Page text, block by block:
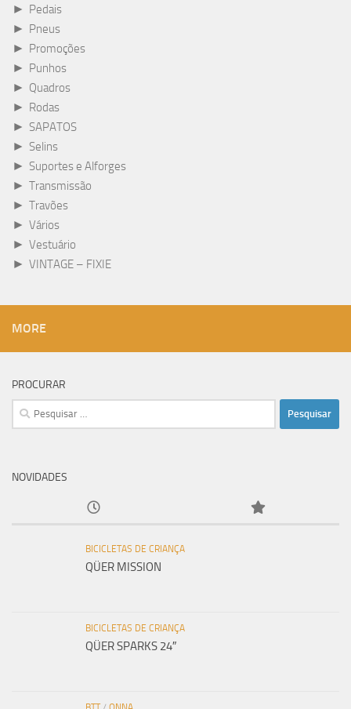
► Pedais
► Pneus
► Promoções
► Punhos
► Quadros
► Rodas
► SAPATOS
► Selins
► Suportes e Alforges
► Transmissão
► Travões
► Vários
► Vestuário
► VINTAGE – FIXIE
MORE
PROCURAR
Pesquisar
por:
NOVIDADES
BICICLETAS DE CRIANÇA
QÜER MISSION
BICICLETAS DE CRIANÇA
QÜER SPARKS 24″